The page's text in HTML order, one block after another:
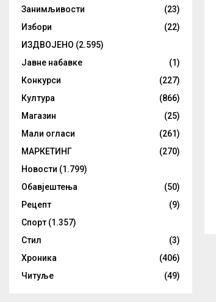
Занимљивости
(23)
Избори
(22)
ИЗДВОЈЕНО (2.595)
Јавне набавке
(1)
Конкурси
(227)
Култура
(866)
Магазин
(25)
Мали огласи
(261)
МАРКЕТИНГ
(270)
Новости (1.799)
Обавјештења
(50)
Рецепт
(9)
Спорт (1.357)
Стил
(3)
Хроника
(406)
Читуље
(49)